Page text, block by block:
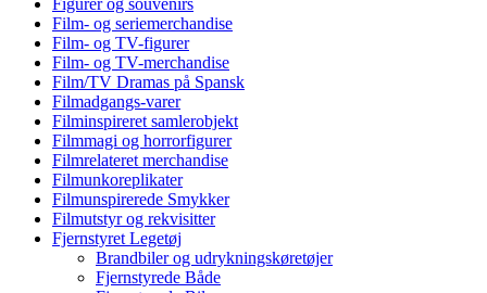
Figurer og souvenirs
Film- og seriemerchandise
Film- og TV-figurer
Film- og TV-merchandise
Film/TV Dramas på Spansk
Filmadgangs-varer
Filminspireret samlerobjekt
Filmmagi og horrorfigurer
Filmrelateret merchandise
Filmunkoreplikater
Filmunspirerede Smykker
Filmutstyr og rekvisitter
Fjernstyret Legetøj
Brandbiler og udrykningskøretøjer
Fjernstyrede Både